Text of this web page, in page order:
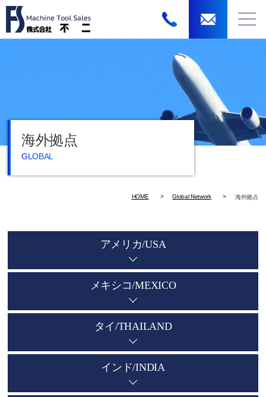
海外拠点
GLOBAL
HOME Global Network 海外拠点
アメリカ/USA
メキシコ/MEXICO
タイ/THAILAND
インド/INDIA